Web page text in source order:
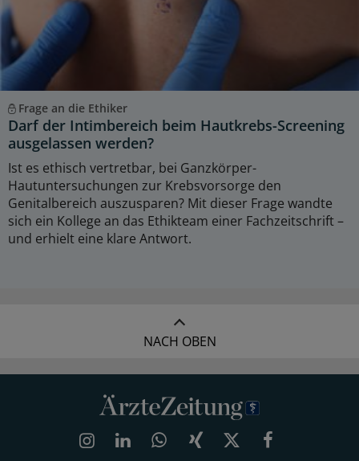
Frage an die Ethiker
Darf der Intimbereich beim Hautkrebs-Screening
ausgelassen werden?
Ist es ethisch vertretbar, bei Ganzkörper-
Hautuntersuchungen zur Krebsvorsorge den
Genitalbereich auszusparen? Mit dieser Frage wandte
sich ein Kollege an das Ethikteam einer Fachzeitschrift –
und erhielt eine klare Antwort.
NACH OBEN